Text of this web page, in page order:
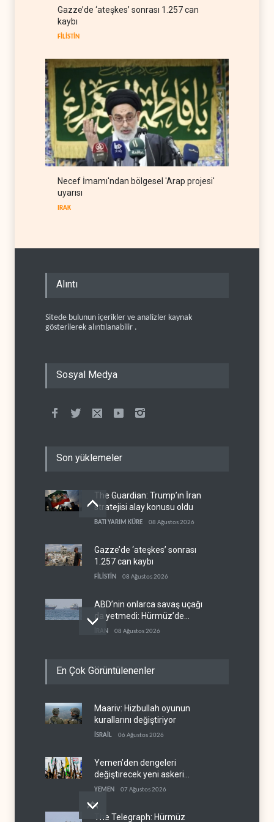
Hava gücü Trump'ın
Gazze’de ‘ateşkes’ sonrası 1.257 can
kaybı
FİLİSTİN
Necef İmamı'ndan bölgesel 'Arap projesi'
uyarısı
IRAK
Alıntı
Sitede bulunun içerikler ve analizler kaynak
gösterilerek alıntılanabilir .
Sosyal Medya
Son yüklemeler
The Guardian: Trump’ın İran
stratejisi alay konusu oldu
BATI YARIM KÜRE 08 Ağustos 2026
Gazze’de ‘ateşkes’ sonrası
1.257 can kaybı
FİLİSTİN 08 Ağustos 2026
ABD’nin onlarca savaş uçağı
da yetmedi: Hürmüz’de
gemi vuruldu
İRAN 08 Ağustos 2026
'Arap projesi' uyarısı
Mossad’ın İran'a karşı Kürt
planı neden çöktü?
08 Ağustos 2026
En Çok Görüntülenenler
Maariv: Hizbullah oyunun
kurallarını değiştiriyor
İSRAİL 06 Ağustos 2026
Yemen’den dengeleri
değiştirecek yeni askeri
denklem
YEMEN 07 Ağustos 2026
The Telegraph: Hürmüz